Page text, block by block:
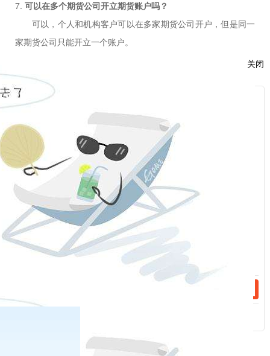
7. 可以在多个期货公司开立期货账户吗？
可以，个人和机构客户可以在多家期货公司开户，但是同一
家期货公司只能开立一个账户。
盘面的期货价格和开仓价对比，觉得盯市盈亏金额不正确，是
何原因？
期货的结算制度是当日无负债结算制度，是按当日结算价结算
持仓合约的盈亏、保证金，您目前的盯市盈亏是当前结算价与上
一日结算价对比计算的，您所认为的盈利在之前的结算中已加入
你的权益，您可以将开仓以来的每日盈亏进行加减，和您现在的
计算结果是相同的。
9. 收盘时的权益和结算后的权益为什么不一样？
收盘时是按照收盘时的价格计算的，结算时是以当天的结算价
计算的，以结算后的数据为准。
10.期货里
“空开、空换、空平、双平、多开、多平、多换”是什
么意思？
，新多头跟新空头开仓。
仓，新多买进开仓。
关闭
：
：